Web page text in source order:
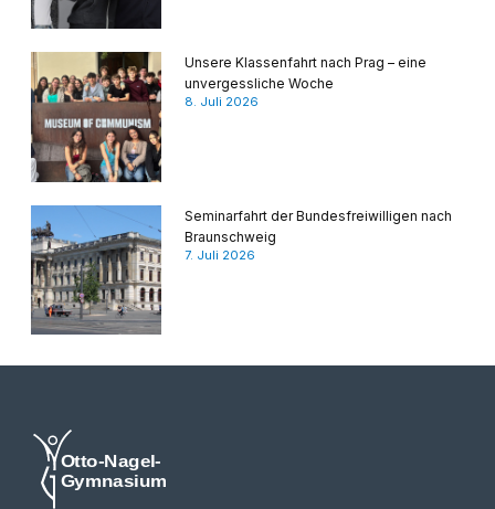
Unsere Klassenfahrt nach Prag – eine
unvergessliche Woche
8. Juli 2026
Seminarfahrt der Bundesfreiwilligen nach
Braunschweig
7. Juli 2026